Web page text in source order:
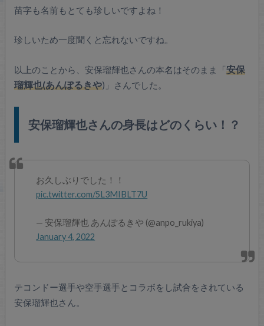
苗字も名前もとても珍しいですよね！
珍しいため一度聞くと忘れないですね。
以上のことから、安保瑠輝也さんの本名はそのまま「安保
瑠輝也(あんぽるきや)」さんでした。
安保瑠輝也さんの身長はどのくらい！？
お久しぶりでした！！
pic.twitter.com/5L3MIBLT7U
— 安保瑠輝也 あんぽるきや (@anpo_rukiya)
January 4, 2022
テコンドー選手や空手選手とコラボをし試合をされている
安保瑠輝也さん。